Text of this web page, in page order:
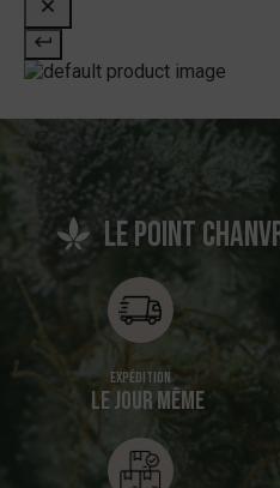
Le point
Expédition
LE JOUR MÊME